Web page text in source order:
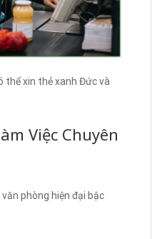
thể xin thẻ xanh Đức và
Việc Chuyên
phòng hiện đại bậc